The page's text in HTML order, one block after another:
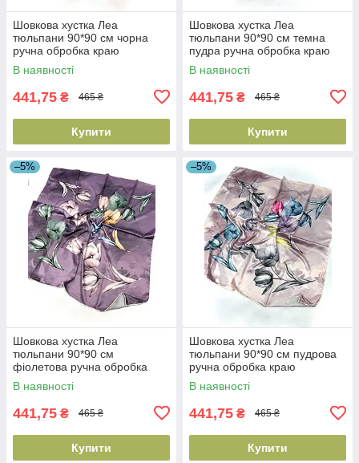
Шовкова хустка Леа
тюльпани 90*90 см чорна
ручна обробка краю
В наявності
441,75 ₴ 465 ₴
Купити
Шовкова хустка Леа
тюльпани 90*90 см темна
пудра ручна обробка краю
В наявності
441,75 ₴ 465 ₴
Купити
–5%
Шовкова хустка Леа
тюльпани 90*90 см
фіолетова ручна обробка
краю
В наявності
441,75 ₴ 465 ₴
Купити
–5%
Шовкова хустка Леа
тюльпани 90*90 см пудрова
ручна обробка краю
В наявності
441,75 ₴ 465 ₴
Купити